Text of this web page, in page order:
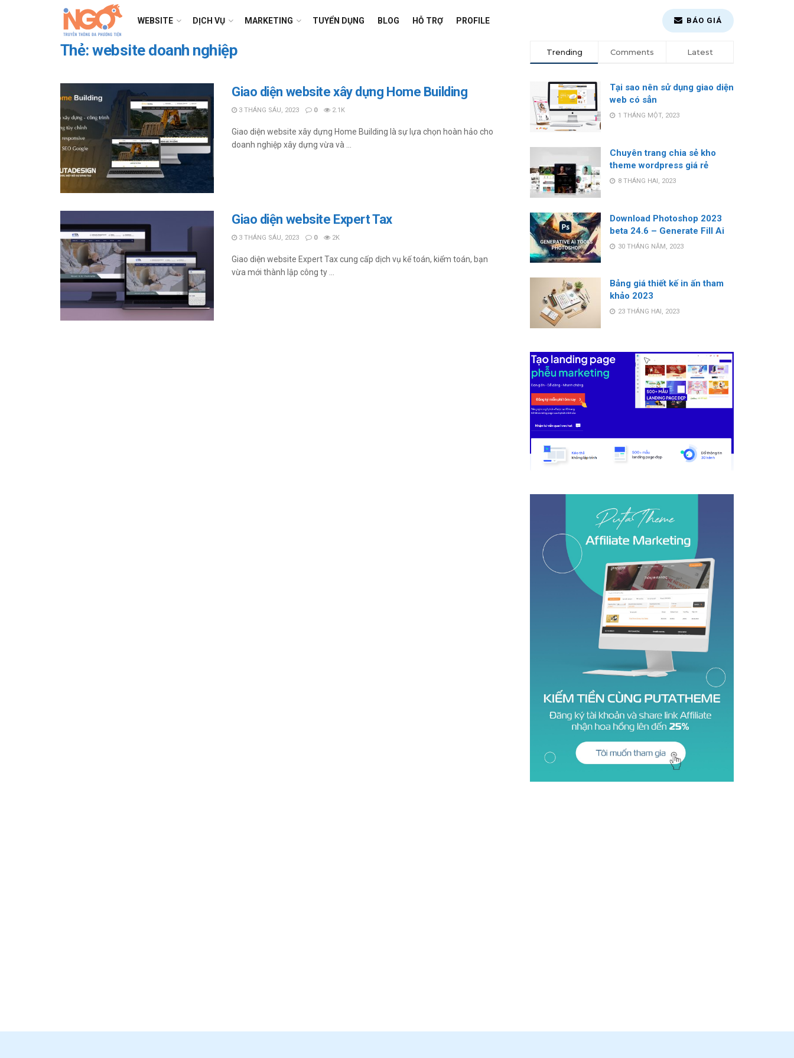
WEBSITE DỊCH VỤ MARKETING TUYỂN DỤNG BLOG HỖ TRỢ PROFILE BÁO GIÁ
Thẻ:website doanh nghiệp
Giao diện website xây dựng Home Building
3 THÁNG SÁU, 2023 0 2.1K
Giao diện website xây dựng Home Building là sự lựa chọn hoàn hảo cho
doanh nghiệp xây dựng vừa và ...
Giao diện website Expert Tax
3 THÁNG SÁU, 2023 0 2K
Giao diện website Expert Tax cung cấp dịch vụ kế toán, kiểm toán, bạn
vừa mới thành lập công ty ...
Trending Comments Latest
Tại sao nên sử dụng giao diện
web có sẳn
1 THÁNG MỘT, 2023
Chuyên trang chia sẻ kho
theme wordpress giá rẻ
8 THÁNG HAI, 2023
Download Photoshop 2023
beta 24.6 – Generate Fill Ai
30 THÁNG NĂM, 2023
Bảng giá thiết kế in ấn tham
khảo 2023
23 THÁNG HAI, 2023